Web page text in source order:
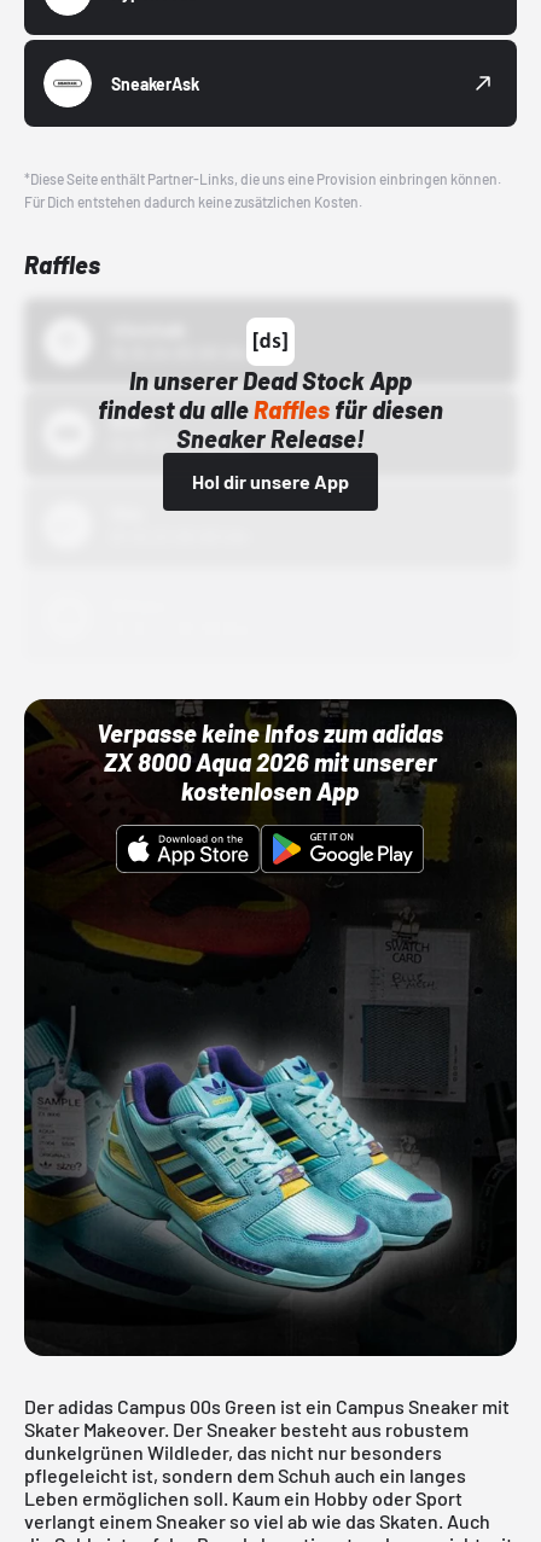
SneakerAsk
*Diese Seite enthält Partner-Links, die uns eine Provision einbringen können.
Für Dich entstehen dadurch keine zusätzlichen Kosten.
Raffles
In unserer Dead Stock App
findest du alleRafflesfür diesen
Sneaker Release!
Hol dir unsere App
Bstn
01.10.22 00:00 Uhr
Verpasse keine Infos zum adidas
ZX 8000 Aqua 2026 mit unserer
kostenlosen App
Der adidas Campus 00s Green ist ein Campus Sneaker mit
Skater Makeover. Der Sneaker besteht aus robustem
dunkelgrünen Wildleder, das nicht nur besonders
pflegeleicht ist, sondern dem Schuh auch ein langes
Leben ermöglichen soll. Kaum ein Hobby oder Sport
verlangt einem Sneaker so viel ab wie das Skaten. Auch